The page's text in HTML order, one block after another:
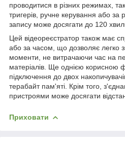
проводитися в різних режимах,
тригерів, ручне керування або за
запису може досягати до 120
Цей відеореєстратор також має
або за часом, що дозволяє легко
моменти, не витрачаючи час на
матеріалів. Ще однією корисною
підключення до двох
терабайт пам'яті. Крім того,
пристроями може досягати
Приховати